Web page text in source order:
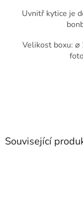
Související
Uvnitř kytice je
Velikost boxu: ⌀